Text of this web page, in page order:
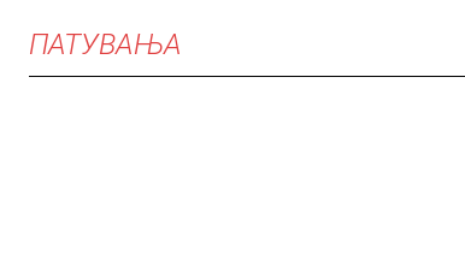
ПАТУВАЊА